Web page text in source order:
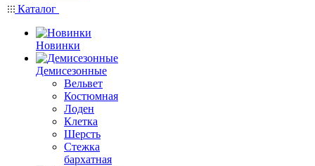
Каталог
Новинки
Демисезонные
Вельвет
Костюмная
Лоден
Клетка
Шерсть
Стежка
бархатная